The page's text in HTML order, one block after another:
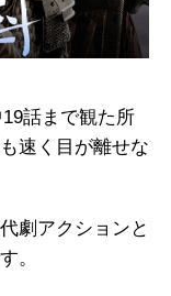
話まで観た所
速く目が離せな
劇アクションと
。